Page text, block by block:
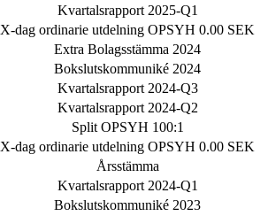
Kvartalsrapport 2025-Q1
X-dag ordinarie utdelning OPSYH 0.00 SEK
Extra Bolagsstämma 2024
Bokslutskommuniké 2024
Kvartalsrapport 2024-Q3
Kvartalsrapport 2024-Q2
Split OPSYH 100:1
X-dag ordinarie utdelning OPSYH 0.00 SEK
Årsstämma
Kvartalsrapport 2024-Q1
Bokslutskommuniké 2023